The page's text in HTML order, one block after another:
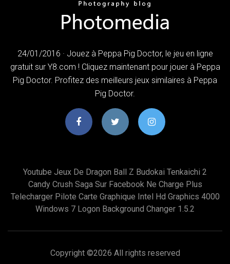
24/01/2016 · Jouez à Peppa Pig Doctor, le jeu en ligne
gratuit sur Y8.com ! Cliquez maintenant pour jouer à Peppa
Pig Doctor. Profitez des meilleurs jeux similaires à Peppa
Pig Doctor.
Youtube Jeux De Dragon Ball Z Budokai Tenkaichi 2
Candy Crush Saga Sur Facebook Ne Charge Plus
Telecharger Pilote Carte Graphique Intel Hd Graphics 4000
Windows 7 Logon Background Changer 1.5.2
Copyright ©2026 All rights reserved